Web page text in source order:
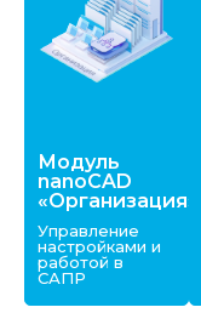
Модуль
nanoCAD
«Организация»
Управление
настройками и
работой в
САПР